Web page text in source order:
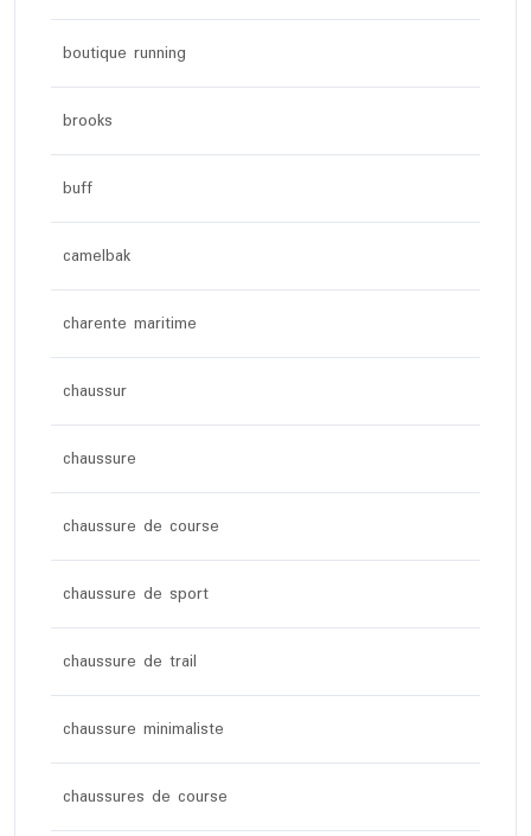
boutique running
brooks
buff
camelbak
charente maritime
chaussur
chaussure
chaussure de course
chaussure de sport
chaussure de trail
chaussure minimaliste
chaussures de course